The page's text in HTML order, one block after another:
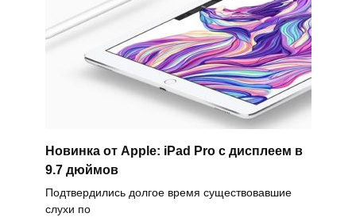
Новинка от Apple: iPad Pro с дисплеем в
9.7 дюймов
Подтвердились долгое время существовавшие
слухи по